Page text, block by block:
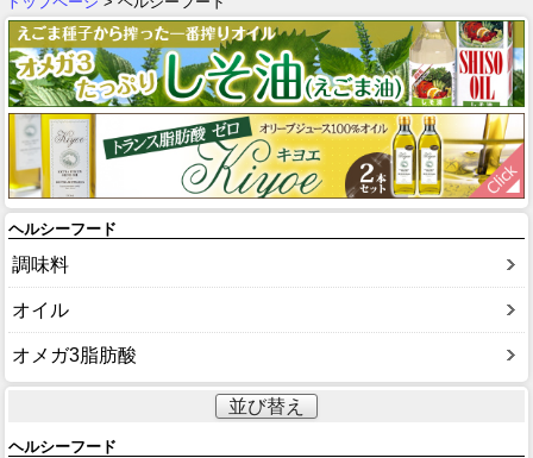
ヘルシーフード
調味料
オイル
オメガ3脂肪酸
並び替え
ヘルシーフード